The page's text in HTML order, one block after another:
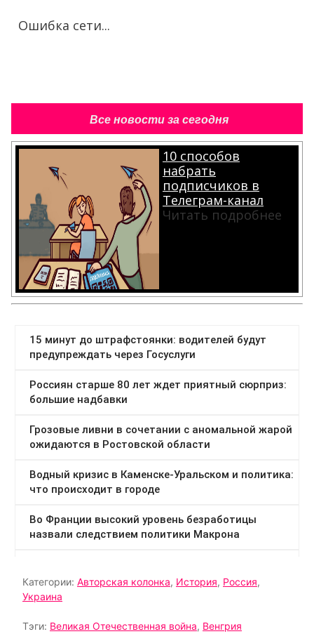
Ошибка сети...
Все новости за сегодня
10 способов
набрать
подписчиков в
Телеграм-канал
Читать подробнее
Категории: Авторская колонка, История, Россия,
Украина
Тэги: Великая Отечественная война, Венгрия